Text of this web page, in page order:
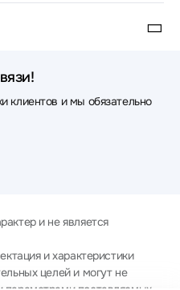
клиентов и мы обязательно
и не является
и характеристики
целей и могут не